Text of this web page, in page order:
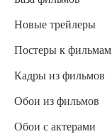
Новые трейлеры
Постеры к фильмам
Кадры из фильмов
Обои из фильмов
Обои с актерами